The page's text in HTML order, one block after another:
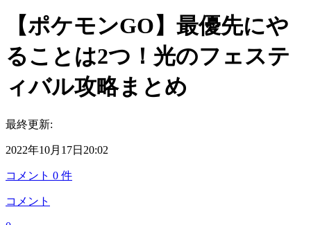
【ポケモンGO】最優先にや
ることは2つ！光のフェステ
ィバル攻略まとめ
最終更新:
2022年10月17日20:02
コメント 0 件
コメント